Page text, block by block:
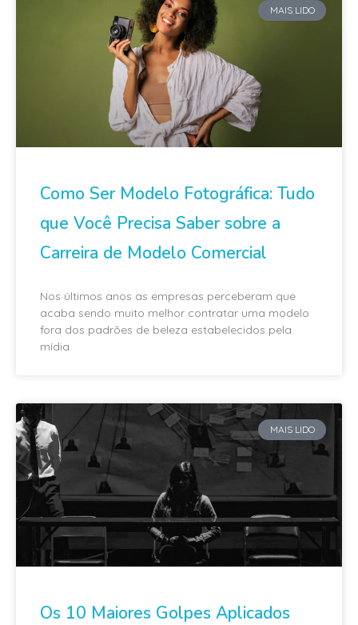
MAIS LIDO
Como Ser Modelo Fotográfica: Tudo
que Você Precisa Saber sobre a
Carreira de Modelo Comercial
Nos últimos anos as empresas perceberam que
acaba sendo muito melhor contratar uma modelo
fora dos padrões de beleza estabelecidos pela
mídia
MAIS LIDO
Os 10 Maiores Golpes Aplicados